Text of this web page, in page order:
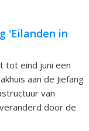
'Eilanden in
tot eind juni een
aan de Jiefang
van
door de